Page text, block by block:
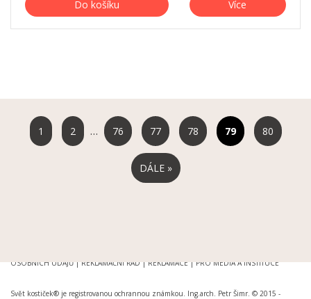
Do košíku Více
1 2 … 76 77 78 80
DÁLE »
OSOBNÍCH ÚDAJŮ|REKLAMAČNÍ ŘÁD|REKLAMACE|PRO MÉDIA A INSTITUCE
Svět kostiček® je registrovanou ochrannou známkou. Ing.arch. Petr Šimr. © 2015 -